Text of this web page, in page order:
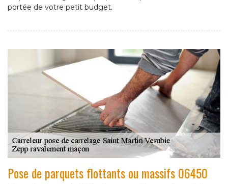
portée de votre petit budget.
Pose de parquets flottants ou massifs 06450